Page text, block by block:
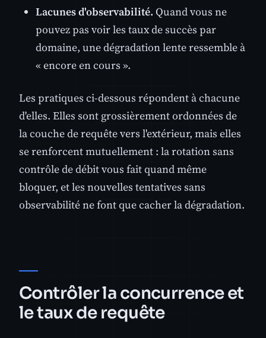
Lacunes d'observabilité. Quand vous ne
pouvez pas voir les taux de succès par
domaine, une dégradation lente ressemble à
« encore en cours ».
Les pratiques ci-dessous répondent à chacune
d'elles. Elles sont grossièrement ordonnées de
la couche de requête vers l'extérieur, mais elles
se renforcent mutuellement : la rotation sans
contrôle de débit vous fait quand même
bloquer, et les nouvelles tentatives sans
observabilité ne font que cacher la dégradation.
Contrôler la concurrence et
le taux de requête